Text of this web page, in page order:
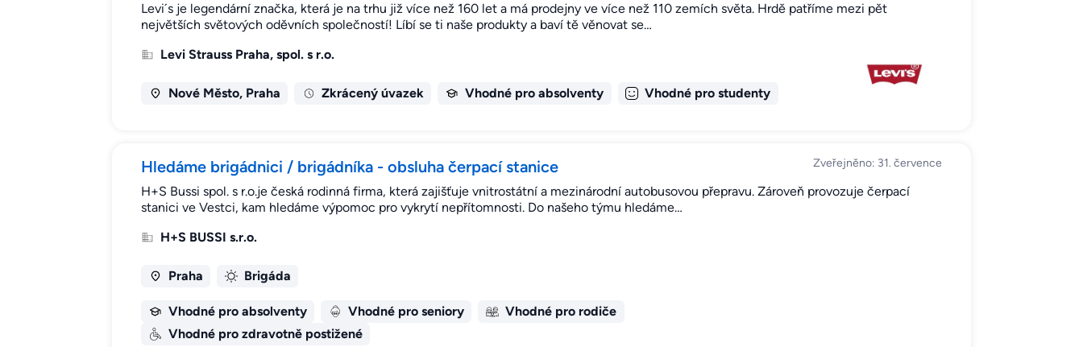
Levi´s je legendární značka, která je na trhu již více než 160 let a má prodejny ve více než 110 zemích světa. Hrdě patříme mezi pět
největších světových oděvních společností! Líbí se ti naše produkty a baví tě věnovat se…
Levi Strauss Praha, spol. s r.o.
Nové Město, Praha Zkrácený úvazek Vhodné pro absolventy Vhodné pro studenty
Hledáme brigádnici / brigádníka - obsluha čerpací stanice Zveřejněno: 31. července
H+S Bussi spol. s r.o.je česká rodinná firma, která zajišťuje vnitrostátní a mezinárodní autobusovou přepravu. Zároveň provozuje čerpací
stanici ve Vestci, kam hledáme výpomoc pro vykrytí nepřítomnosti. Do našeho týmu hledáme…
H+S BUSSI s.r.o.
Praha Brigáda
Vhodné pro absolventy Vhodné pro seniory
Vhodné pro rodiče
Vhodné pro zdravotně postižené